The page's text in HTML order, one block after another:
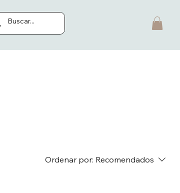
Ordenar por: Recomendados